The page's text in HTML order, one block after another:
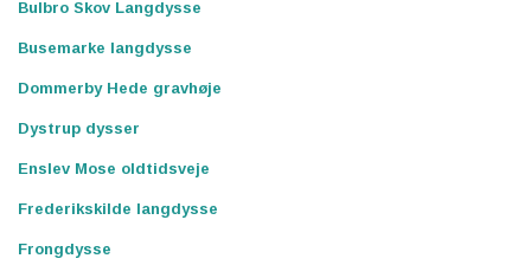
Bulbro Skov Langdysse
Busemarke langdysse
Dommerby Hede gravhøje
Dystrup dysser
Enslev Mose oldtidsveje
Frederikskilde langdysse
Frongdysse